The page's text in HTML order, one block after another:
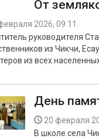
От
2026, 09:11
руководителя
из Чикчи,
из всех
День
20 февраля
В школе села